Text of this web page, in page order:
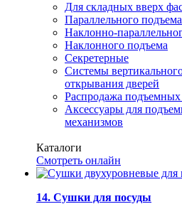
Для складных вверх
Параллельного подъема
Наклонно-
Наклонного подъема
Секретерные
Системы
открывания дверей
Распродажа
Аксессуары для
механизмов
Каталоги
Смотреть онлайн
14. Сушки для посуды